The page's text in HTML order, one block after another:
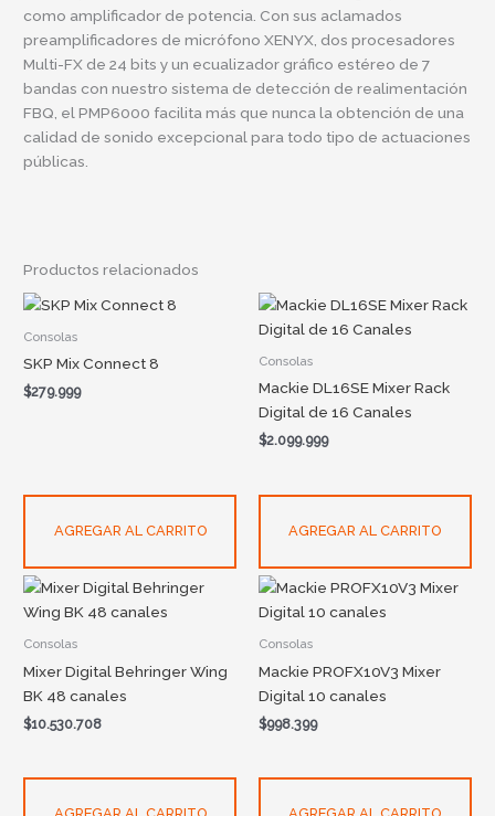
como amplificador de potencia. Con sus aclamados
preamplificadores de micrófono XENYX, dos procesadores
Multi-FX de 24 bits y un ecualizador gráfico estéreo de 7
bandas con nuestro sistema de detección de realimentación
FBQ, el PMP6000 facilita más que nunca la obtención de una
calidad de sonido excepcional para todo tipo de actuaciones
públicas.
Productos relacionados
Consolas
SKP Mix Connect 8
$279.999
AGREGAR AL CARRITO
Consolas
Mackie DL16SE Mixer Rack
Digital de 16 Canales
$2.099.999
AGREGAR AL CARRITO
Consolas
Mixer Digital Behringer Wing
BK 48 canales
$10.530.708
Consolas
Mackie PROFX10V3 Mixer
Digital 10 canales
$998.399